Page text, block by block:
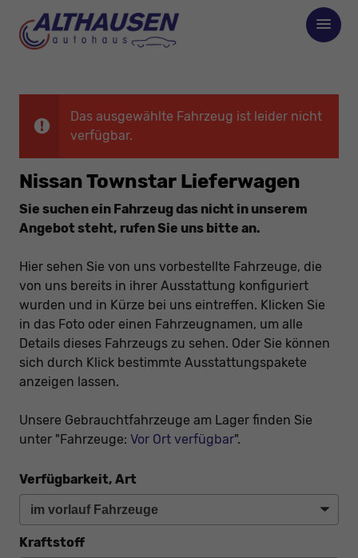
Das ausgewählte Fahrzeug ist leider nicht
verfügbar.
Nissan Townstar Lieferwagen
Sie suchen ein Fahrzeug das nicht in unserem
Angebot steht, rufen Sie uns bitte an.
Hier sehen Sie von uns vorbestellte Fahrzeuge, die
von uns bereits in ihrer Ausstattung konfiguriert
wurden und in Kürze bei uns eintreffen. Klicken Sie
in das Foto oder einen Fahrzeugnamen, um alle
Details dieses Fahrzeugs zu sehen. Oder Sie können
sich durch Klick bestimmte Ausstattungspakete
anzeigen lassen.
Unsere Gebrauchtfahrzeuge am Lager finden Sie
unter "Fahrzeuge: Vor Ort verfügbar".
Verfügbarkeit, Art
Kraftstoff